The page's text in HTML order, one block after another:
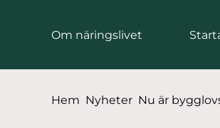
Om näringslivet
Du är här:
Hem Nyheter Nu är